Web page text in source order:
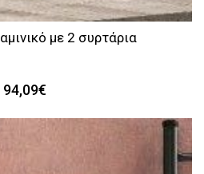
με 2 συρτάρια
94,09€